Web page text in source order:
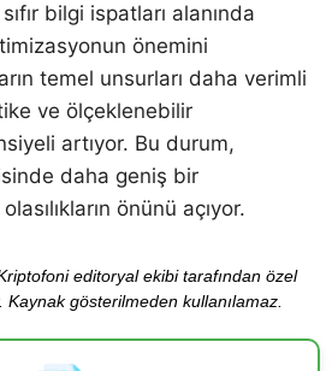
bilgi ispatları alanında
önemini
temel unsurları daha verimli
ve ölçeklenebilir
artıyor. Bu durum,
daha geniş bir
önünü açıyor.
editoryal ekibi tarafından özel
Kaynak gösterilmeden kullanılamaz.